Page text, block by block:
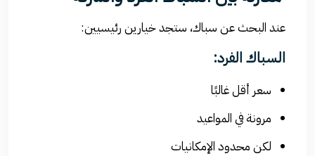
عند البحث عن سباك، ستجد خيارين رئيسيين:
السباك الفرد:
سعر أقل غالبًا
مرونة في المواعيد
لكن محدود الإمكانيات